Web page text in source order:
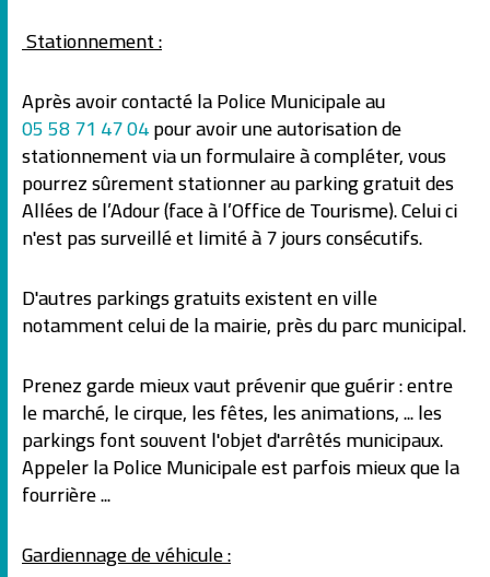
Stationnement :
Après avoir contacté la Police Municipale au
05 58 71 47 04pour avoir une autorisation de
stationnement via un formulaire à compléter, vous
pourrez sûrement stationner au parking gratuit des
Allées de l’Adour (face à l’Office de Tourisme). Celui ci
n'est pas surveillé et limité à 7 jours consécutifs.
D'autres parkings gratuits existent en ville
notamment celui de la mairie, près du parc municipal.
Prenez garde mieux vaut prévenir que guérir : entre
le marché, le cirque, les fêtes, les animations, ... les
parkings font souvent l'objet d'arrêtés municipaux.
Appeler la Police Municipale est parfois mieux que la
fourrière ...
Gardiennage de véhicule :